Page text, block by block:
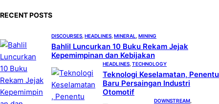
RECENT POSTS
DISCOURSES HEADLINES MINERAL MINING
Bahlil Luncurkan 10 Buku Rekam Jejak
Kepemimpinan dan Kebijakan
HEADLINES TECHNOLOGY
Teknologi Keselamatan, Penentu
Baru Persaingan Industri
Otomotif
DOWNSTREAM